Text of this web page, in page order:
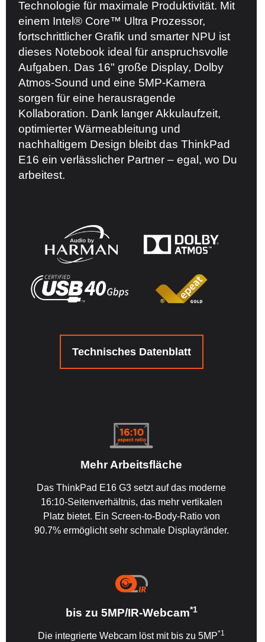
Technologie für maximale Produktivität. Mit
einem Intel® Core™ Ultra Prozessor,
fortschrittlicher Grafik und smarter NPU ist
dieses Notebook ideal für anspruchsvolle
Aufgaben. Das 16" große Display, Dolby
Atmos-Sound und eine 5MP-Kamera
sorgen für eine herausragende
Kollaboration. Dank langer Akkulaufzeit,
optimierter Wärmeableitung und
nachhaltigem Design bleibt das ThinkPad
E16 ein verlässlicher Partner – egal, wo Du
arbeitest.
Technisches Datenblatt
Mehr Arbeitsfläche
Das ThinkPad E16 G3 setzt auf das moderne
16:10-Seitenverhältnis, das mehr vertikalen
Platz bietet. Ein Screen-to-Body-Ratio von
90.7% ermöglicht sehr schmale Displayränder.
bis zu 5MP/IR-Webcam*1
Die integrierte Webcam löst mit bis zu 5MP*1